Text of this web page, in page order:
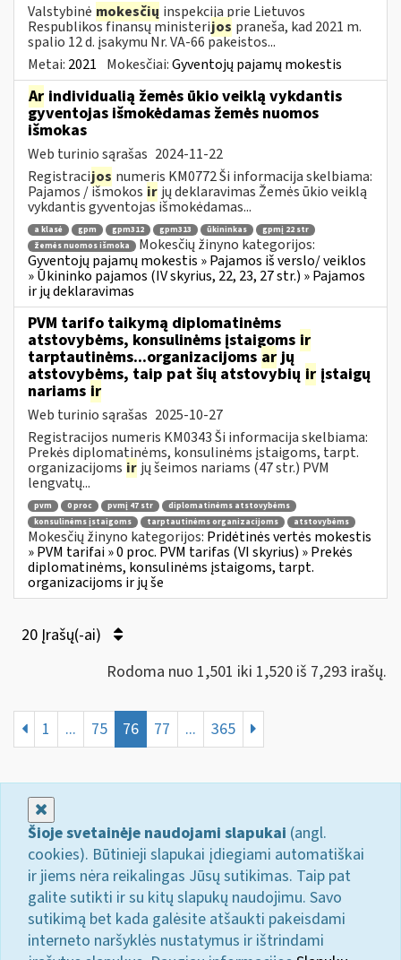
Valstybinė mokesčių inspekcija prie Lietuvos
Respublikos finansų ministerijos praneša, kad 2021 m.
spalio 12 d. įsakymu Nr. VA-66 pakeistos...
Metai: 2021 Mokesčiai:Gyventojų pajamų mokestis
Ar individualią žemės ūkio veiklą vykdantis
gyventojas išmokėdamas žemės nuomos
išmokas
Web turinio sąrašas 2024-11-22
Registracijos numeris KM0772 Ši informacija skelbiama:
Pajamos / išmokos ir jų deklaravimas Žemės ūkio veiklą
vykdantis gyventojas išmokėdamas...
a klasė gpm gpm312 gpm313 ūkininkas
gpmį 22 str
žemės nuomos išmoka
Mokesčių žinyno kategorijos:
Gyventojų pajamų mokestis » Pajamos iš verslo/ veiklos
» Ūkininko pajamos (IV skyrius, 22, 23, 27 str.) » Pajamos
ir jų deklaravimas
PVM tarifo taikymą diplomatinėms
atstovybėms, konsulinėms įstaigoms ir
tarptautinėms...organizacijoms arjų
atstovybėms, taip pat šių atstovybių ir įstaigų
nariams ir
Web turinio sąrašas 2025-10-27
Registracijos numeris KM0343 Ši informacija skelbiama:
Prekės diplomatinėms, konsulinėms įstaigoms, tarpt.
organizacijoms ir jų šeimos nariams (47 str.) PVM
lengvatų...
pvm 0 proc pvmį 47 str
diplomatinėms atstovybėms
konsulinėms įstaigoms
tarptautinėms organizacijoms atstovybėms
Mokesčių žinyno kategorijos: Pridėtinės vertės mokestis
» PVM tarifai » 0 proc. PVM tarifas (VI skyrius) » Prekės
diplomatinėms, konsulinėms įstaigoms, tarpt.
organizacijoms ir jų še
20 Įrašų(-ai)
Rodoma nuo 1,501 iki 1,520 iš 7,293 irašų.
1 ... 75 76 77 ... 365
Šioje svetainėje naudojami slapukai (angl.
cookies). Būtinieji slapukai įdiegiami automatiškai
ir jiems nėra reikalingas Jūsų sutikimas. Taip pat
galite sutikti ir su kitų slapukų naudojimu. Savo
sutikimą bet kada galėsite atšaukti pakeisdami
interneto naršyklės nustatymus ir ištrindami